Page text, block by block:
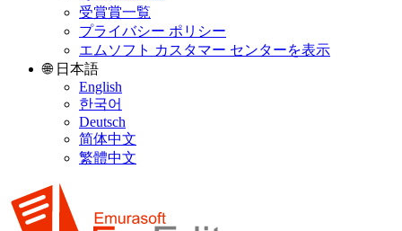
受賞賞一覧
プライバシー ポリシー
エムソフト カスタマー センターを表示
🌐 日本語
English
한국어
Deutsch
简体中文
繁體中文